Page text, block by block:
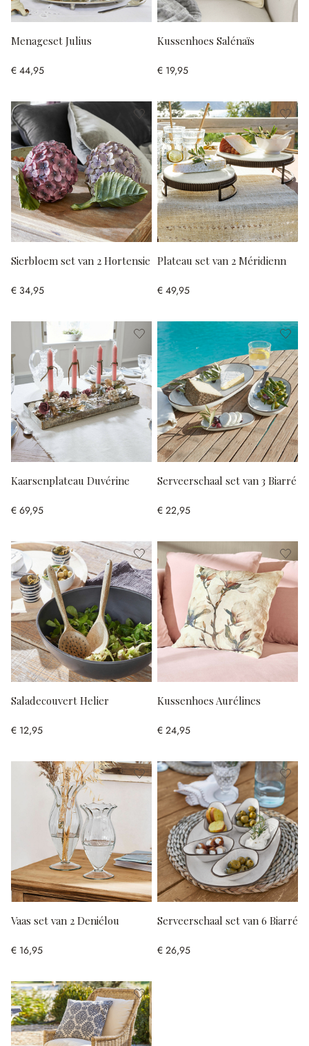
Menageset Julius
€ 44,95
Kussenhoes Salénaïs
€ 19,95
Sierbloem set van 2 Hortensie
€ 34,95
Plateau set van 2 Méridienn
€ 49,95
Kaarsenplateau Duvérine
€ 69,95
Serveerschaal set van 3 Biarré
€ 22,95
Saladecouvert Helier
€ 12,95
Kussenhoes Aurélines
€ 24,95
Vaas set van 2 Deniélou
€ 16,95
Serveerschaal set van 6 Biarré
€ 26,95